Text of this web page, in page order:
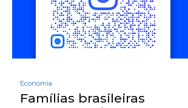
Economia
Famílias brasileiras